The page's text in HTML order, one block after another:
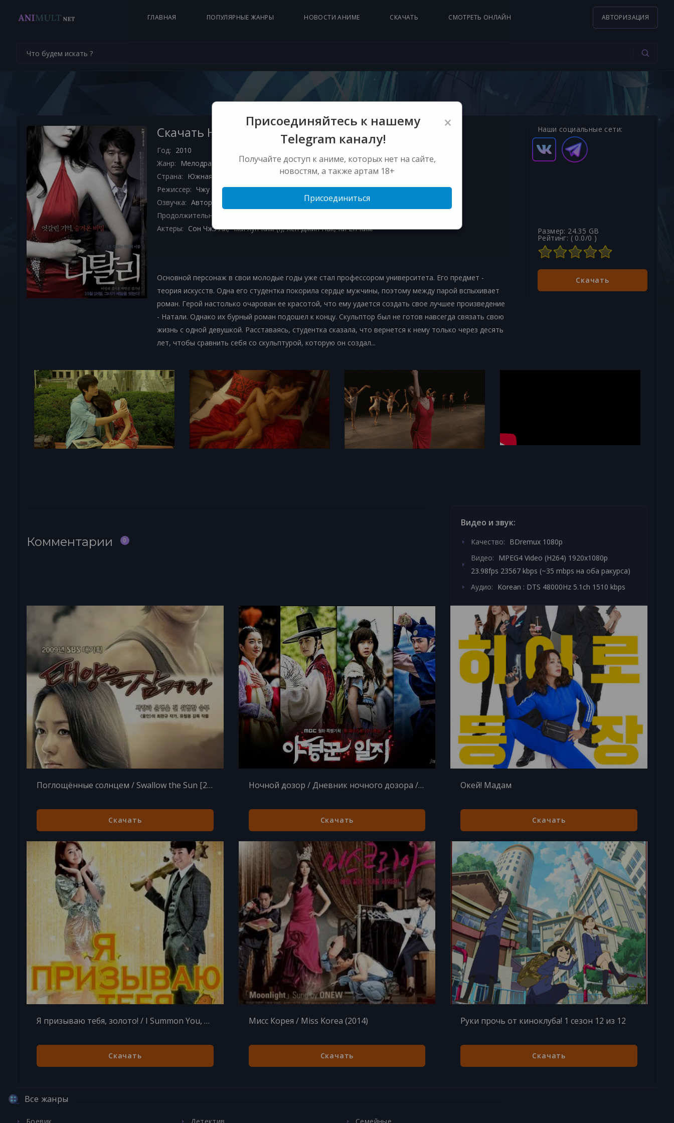
ГЛАВНАЯ ПОПУЛЯРНЫЕ ЖАНРЫ НОВОСТИ АНИМЕ СКАЧАТЬ СМОТРЕТЬ ОНЛАЙН АВТОРИЗАЦИЯ
Скачать Натали 3Д торрент
Год: 2010
Жанр:
Мелодрама
Эротика
Страна:
Южная Корея
Режиссер: Чжу Кьон-чжун
Озвучка: Авторский (одноголосый закадровый) @PD
Продолжительность:
Актеры: Сон Чжэ Ли, Чжи Хун Ким (I), Хён Джин Пак, Ки Ён Ким
Основной персонаж в свои молодые годы уже стал профессором университета. Его предмет -
теория искусств. Одна его студентка покорила сердце мужчины, поэтому между парой вспыхивает
роман. Герой настолько очарован ее красотой, что ему удается создать свое лучшее произведение
- Натали. Однако их бурный роман подошел к концу. Скульптор был не готов навсегда связать свою
жизнь с одной девушкой. Расставаясь, студентка сказала, что вернется к нему только через десять
лет, чтобы сравнить себя со скульптурой, которую он создал...
Наши социальные сети:
Размер: 24.35 GB
Рейтинг: ( 0.0/0 )
Скачать
Видео и звук:
Качество:
BDremux 1080p
Видео:
MPEG4 Video (H264) 1920x1080p
23.98fps 23567 kbps (~35 mbps на оба ракурса)
Аудио:
Korean : DTS 48000Hz 5.1ch 1510 kbps
Поглощённые солнцем / Swallow the Sun [25 из 25] (2015) HDTVRip
Скачать
Ночной дозор / Дневник ночного дозора / Ночные стражи / The Night Watchman / Night Watchman's Journal (2014) MP3
Скачать
Окей! Мадам
Скачать
Я призываю тебя, золото! / I Summon You, Gold! / Come Out Gold! [50 из 50] (2013)
Скачать
Мисс Корея / Miss Korea (2014)
Скачать
Руки прочь от киноклуба! 1 сезон 12 из 12
Скачать
Комментарии 0
Все жанры
×
Присоединяйтесь к нашему
Telegram каналу!
Получайте доступ к аниме, которых нет на сайте,
новостям, а также артам 18+
Присоединиться